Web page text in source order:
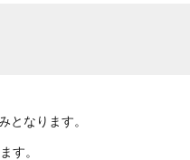
となります。
す。